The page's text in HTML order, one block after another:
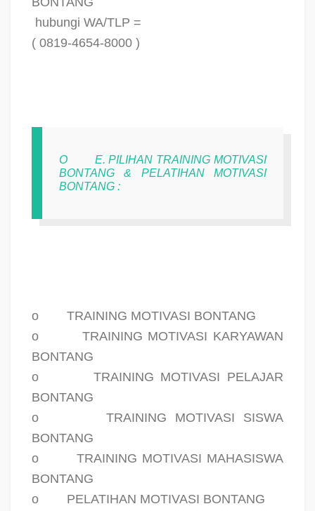
hubungi WA/TLP =
( 0819-4654-8000 )
O
E. PILIHAN TRAINING MOTIVASI
BONTANG & PELATIHAN MOTIVASI
BONTANG :
o
TRAINING MOTIVASI BONTANG
o
TRAINING MOTIVASI KARYAWAN
BONTANG
o
TRAINING MOTIVASI PELAJAR
BONTANG
o
TRAINING MOTIVASI SISWA
BONTANG
o
TRAINING MOTIVASI MAHASISWA
BONTANG
o
PELATIHAN MOTIVASI BONTANG